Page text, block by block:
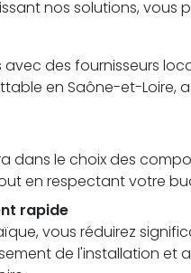
nos solutions, vous
des fournisseurs
en Saône-et-Loire,
dans le choix des
en respectant votre
rapide
vous réduirez
de l'installation et